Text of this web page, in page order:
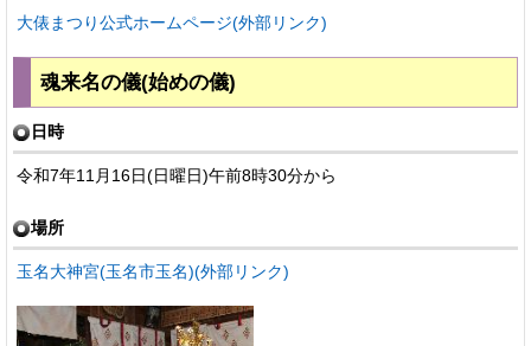
大俵まつり公式ホームページ(外部リンク)
魂来名の儀(始めの儀)
日時
令和7年11月16日(日曜日)午前8時30分から
場所
玉名大神宮(玉名市玉名)(外部リンク)